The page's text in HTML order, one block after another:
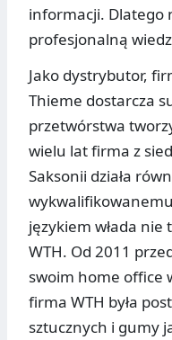
informacji. Dlatego
profesjonalną
Jako dystrybutor,
Thieme dostarcza
przetwórstwa
wielu lat firma z
Saksonii działa
językiem włada
WTH. Od 2011
swoim home office
firma WTH była
sztucznych i gumy